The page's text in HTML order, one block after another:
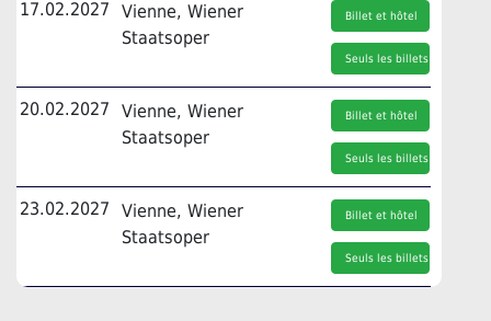
17.02.2027
Vienne, Wiener
Staatsoper
Billet et hôtel
Seuls les billets
20.02.2027
Vienne, Wiener
Staatsoper
Billet et hôtel
Seuls les billets
23.02.2027
Vienne, Wiener
Staatsoper
Billet et hôtel
Seuls les billets